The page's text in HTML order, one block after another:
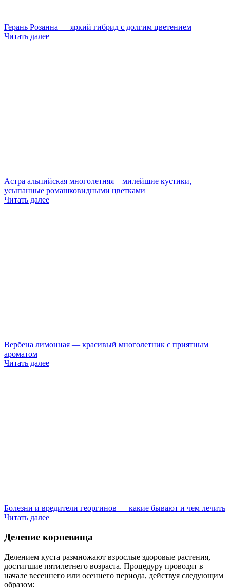
Герань Розанна — яркий гибрид с долгим цветением
Читать далее
Астра альпийская многолетняя – милейшие кустики,
усыпанные ромашковидными цветками
Читать далее
Вербена лимонная — красивый многолетник с приятным
ароматом
Читать далее
Болезни и вредители георгинов — какие бывают и чем лечить
Читать далее
Деление корневища
Делением куста размножают взрослые здоровые растения,
достигшие пятилетнего возраста. Процедуру проводят в
начале весеннего или осеннего периода, действуя следующим
образом: